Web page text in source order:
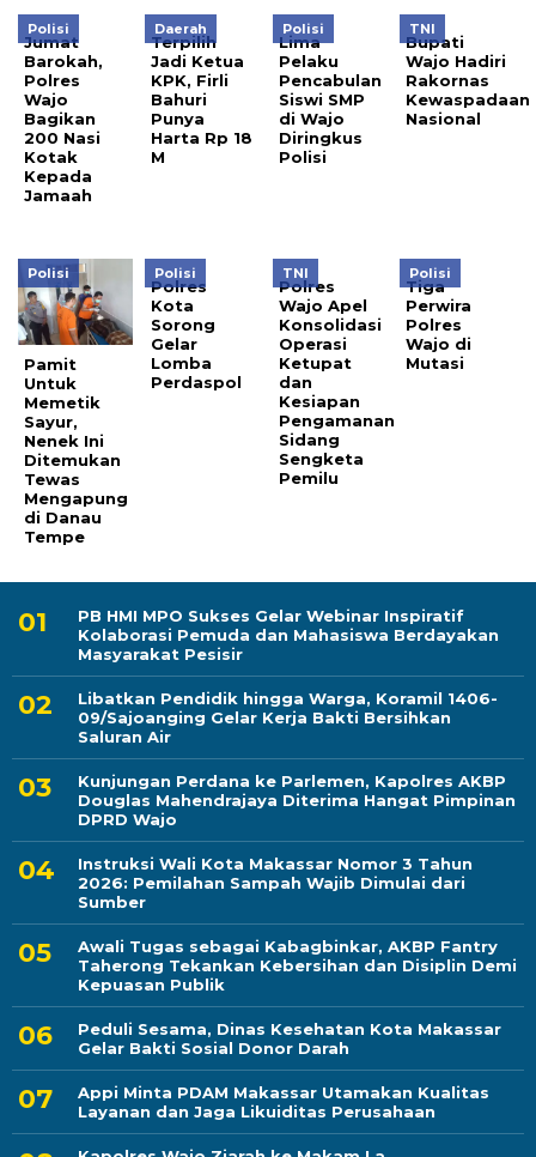
Polisi
Jumat
Barokah,
Polres
Wajo
Bagikan
200 Nasi
Kotak
Kepada
Jamaah
Daerah
Terpilih
Jadi Ketua
KPK, Firli
Bahuri
Punya
Harta Rp 18
M
Polisi
Lima
Pelaku
Pencabulan
Siswi SMP
di Wajo
Diringkus
Polisi
TNI
Bupati
Wajo Hadiri
Rakornas
Kewaspadaan
Nasional
Polisi
Pamit
Untuk
Memetik
Sayur,
Nenek Ini
Ditemukan
Tewas
Mengapung
di Danau
Tempe
Polisi
Polres
Kota
Sorong
Gelar
Lomba
Perdaspol
TNI
Polres
Wajo Apel
Konsolidasi
Operasi
Ketupat
dan
Kesiapan
Pengamanan
Sidang
Sengketa
Pemilu
Polisi
Tiga
Perwira
Polres
Wajo di
Mutasi
PB HMI MPO Sukses Gelar Webinar Inspiratif
Kolaborasi Pemuda dan Mahasiswa Berdayakan
Masyarakat Pesisir
Libatkan Pendidik hingga Warga, Koramil 1406-
09/Sajoanging Gelar Kerja Bakti Bersihkan
Saluran Air
Kunjungan Perdana ke Parlemen, Kapolres AKBP
Douglas Mahendrajaya Diterima Hangat Pimpinan
DPRD Wajo
Instruksi Wali Kota Makassar Nomor 3 Tahun
2026: Pemilahan Sampah Wajib Dimulai dari
Sumber
Awali Tugas sebagai Kabagbinkar, AKBP Fantry
Taherong Tekankan Kebersihan dan Disiplin Demi
Kepuasan Publik
Peduli Sesama, Dinas Kesehatan Kota Makassar
Gelar Bakti Sosial Donor Darah
Appi Minta PDAM Makassar Utamakan Kualitas
Layanan dan Jaga Likuiditas Perusahaan